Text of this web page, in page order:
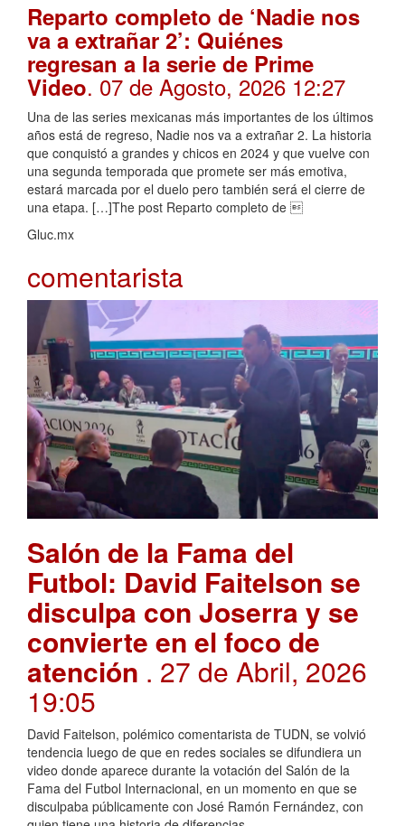
Reparto completo de ‘Nadie nos
va a extrañar 2’: Quiénes
regresan a la serie de Prime
Video. 07 de Agosto, 2026 12:27
Una de las series mexicanas más importantes de los últimos
años está de regreso, Nadie nos va a extrañar 2. La historia
que conquistó a grandes y chicos en 2024 y que vuelve con
una segunda temporada que promete ser más emotiva,
estará marcada por el duelo pero también será el cierre de
una etapa. […]The post Reparto completo de 
Gluc.mx
comentarista
Salón de la Fama del
Futbol: David Faitelson se
disculpa con Joserra y se
convierte en el foco de
atención . 27 de Abril, 2026
19:05
David Faitelson, polémico comentarista de TUDN, se volvió
tendencia luego de que en redes sociales se difundiera un
video donde aparece durante la votación del Salón de la
Fama del Futbol Internacional, en un momento en que se
disculpaba públicamente con José Ramón Fernández, con